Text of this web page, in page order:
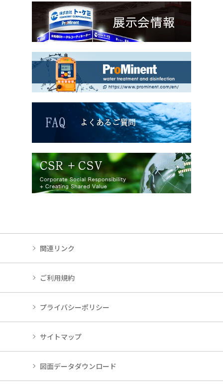
関連リンク
ご利用規約
プライバシーポリシー
サイトマップ
図面データダウンロード